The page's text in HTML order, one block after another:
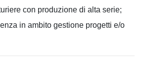
con produzione di alta serie;
in ambito gestione progetti e/o